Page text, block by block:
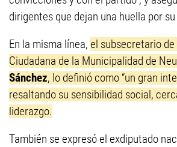
dirigentes que dejan una huella por
En la misma línea, el subsecretario
Ciudadana de la Municipalidad de
Sánchez, lo definió como “un gran
resaltando su sensibilidad social,
liderazgo.
También se expresó el exdiputado